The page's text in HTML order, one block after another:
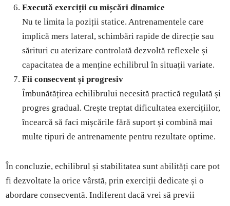
Execută exerciții cu mișcări dinamice
Nu te limita la poziții statice. Antrenamentele care
implică mers lateral, schimbări rapide de direcție sau
sărituri cu aterizare controlată dezvoltă reflexele și
capacitatea de a menține echilibrul în situații variate.
Fii consecvent și progresiv
Îmbunătățirea echilibrului necesită practică regulată și
progres gradual. Crește treptat dificultatea exercițiilor,
încearcă să faci mișcările fără suport și combină mai
multe tipuri de antrenamente pentru rezultate optime.
În concluzie, echilibrul și stabilitatea sunt abilități care pot
fi dezvoltate la orice vârstă, prin exerciții dedicate și o
abordare consecventă. Indiferent dacă vrei să previi